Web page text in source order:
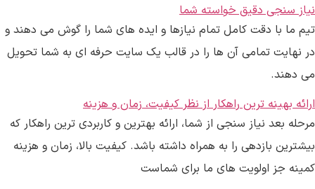
نیاز سنجی دقیق خواسته شما
تیم ما با دقت کامل تمام نیازها و ایده های شما را گوش می دهند و
در نهایت تمامی آن ها را در قالب یک سایت حرفه ای به شما تحویل
می دهند.
ارائه بهینه ترین راهکار از نظر کیفیت، زمان و هزینه
مرحله بعد نیاز سنجی از شما، ارائه بهترین و کاربردی ترین راهکار که
بیشترین بازدهی را به همراه داشته باشد. کیفیت بالا، زمان و هزینه
کمینه جز اولویت های ما برای شماست